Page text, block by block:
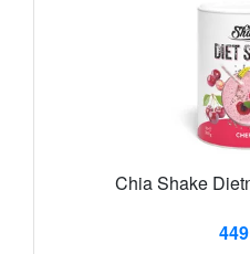
Chia Shake